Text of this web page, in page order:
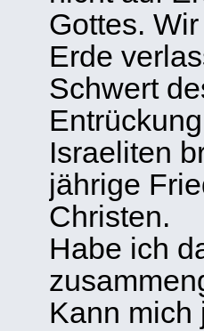
Gottes.
Erde
Schwert
Israeliten
jährige
Christen.
Habe ich
Kann mich